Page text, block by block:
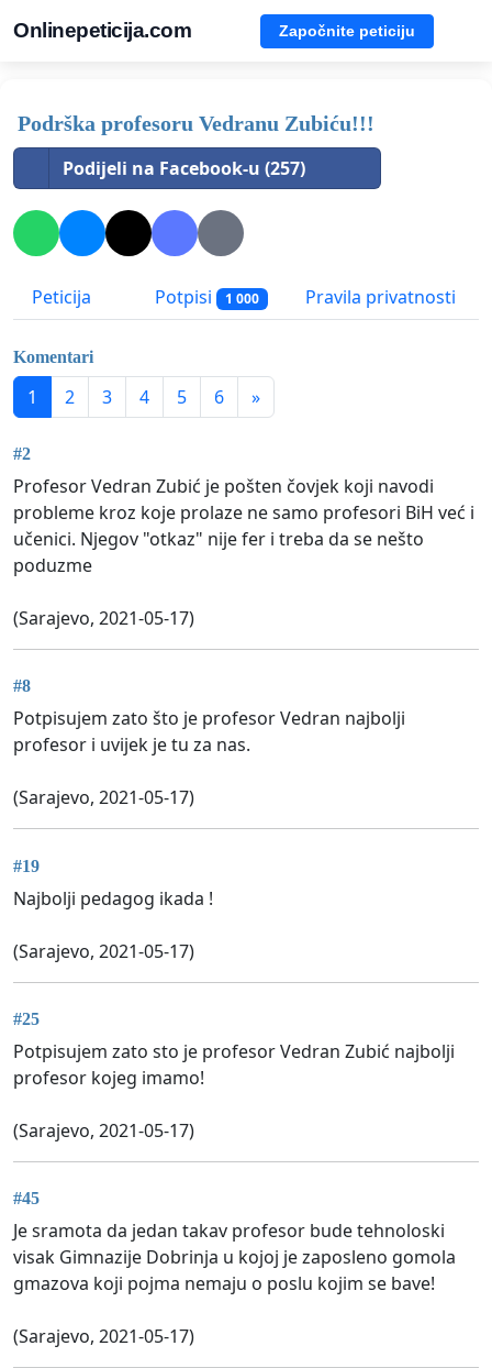
Onlinepeticija.com Započnite peticiju
Podrška profesoru Vedranu Zubiću!!!
Podijeli na Facebook-u (257)
Peticija Potpisi 1 000 Pravila privatnosti
Komentari
1 2 3 4 5 6 »
#2
Profesor Vedran Zubić je pošten čovjek koji navodi
probleme kroz koje prolaze ne samo profesori BiH već i
učenici. Njegov "otkaz" nije fer i treba da se nešto
poduzme
(Sarajevo, 2021-05-17)
#8
Potpisujem zato što je profesor Vedran najbolji
profesor i uvijek je tu za nas.
(Sarajevo, 2021-05-17)
#19
Najbolji pedagog ikada !
(Sarajevo, 2021-05-17)
#25
Potpisujem zato sto je profesor Vedran Zubić najbolji
profesor kojeg imamo!
(Sarajevo, 2021-05-17)
#45
Je sramota da jedan takav profesor bude tehnoloski
visak Gimnazije Dobrinja u kojoj je zaposleno gomola
gmazova koji pojma nemaju o poslu kojim se bave!
(Sarajevo, 2021-05-17)